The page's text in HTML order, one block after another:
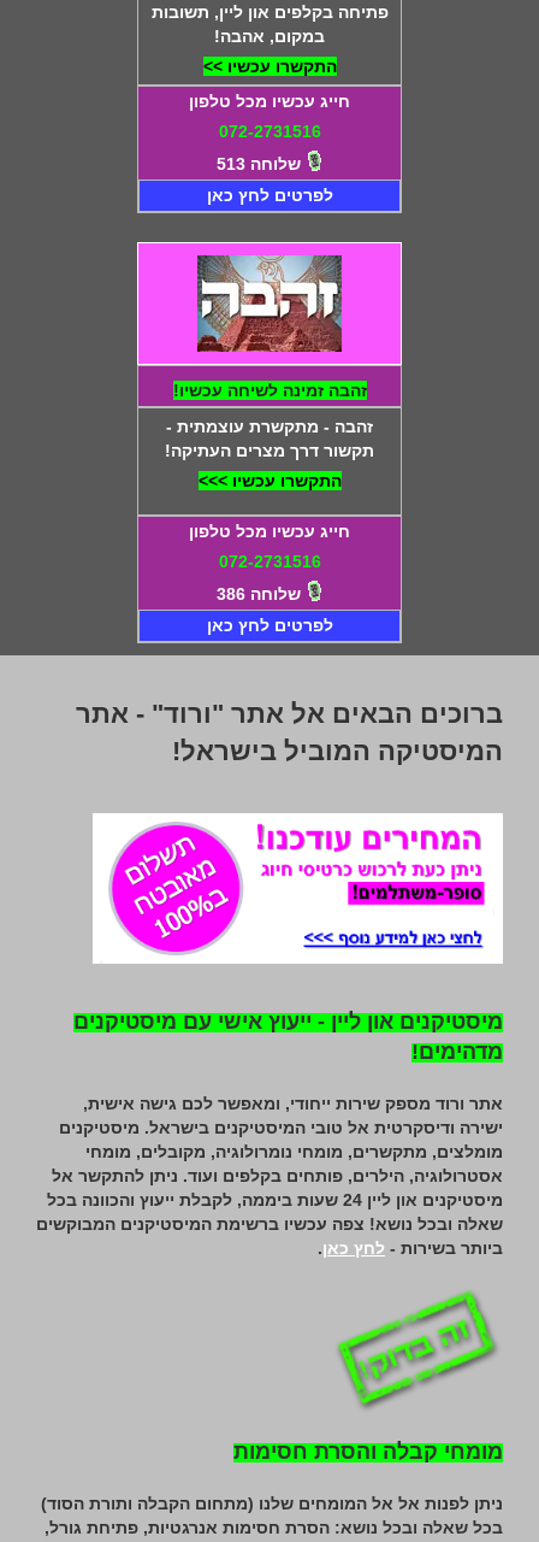
פתיחה בקלפים און ליין, תשובות
במקום, אהבה!
התקשרו עכשיו >>
חייג עכשיו מכל טלפון
072-2731516
שלוחה 513
לפרטים לחץ כאן
זהבה זמינה לשיחה עכשיו!
זהבה - מתקשרת עוצמתית -
תקשור דרך מצרים העתיקה!
התקשרו עכשיו >>>
חייג עכשיו מכל טלפון
072-2731516
שלוחה 386
לפרטים לחץ כאן
ברוכים הבאים אל אתר "ורוד" - אתר
המיסטיקה המוביל בישראל!
מיסטיקנים און ליין - ייעוץ אישי עם מיסטיקנים
מדהימים!
אתר ורוד מספק שירות ייחודי, ומאפשר לכם גישה אישית,
ישירה ודיסקרטית אל טובי המיסטיקנים בישראל. מיסטיקנים
מומלצים, מתקשרים, מומחי נומרולוגיה, מקובלים, מומחי
אסטרולוגיה, הילרים, פותחים בקלפים ועוד. ניתן להתקשר אל
מיסטיקנים און ליין 24 שעות ביממה, לקבלת ייעוץ והכוונה בכל
שאלה ובכל נושא! צפה עכשיו ברשימת המיסטיקנים המבוקשים
ביותר בשירות - לחץ כאן.
מומחי קבלה והסרת חסימות
ניתן לפנות אל אל המומחים שלנו (מתחום הקבלה ותורת הסוד)
בכל שאלה ובכל נושא: הסרת חסימות אנרגטיות, פתיחת גורל,